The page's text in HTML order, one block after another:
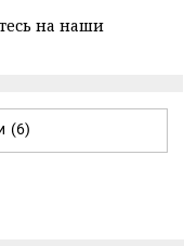
на наши
(6)